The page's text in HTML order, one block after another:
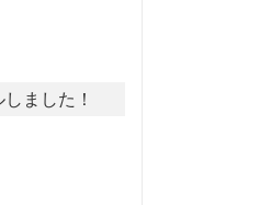
ました！